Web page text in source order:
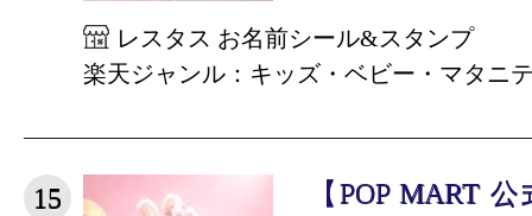
レスタス お名前シール&スタンプ
楽天ジャンル：キッズ・ベビー・マタニ
15
【POP MART